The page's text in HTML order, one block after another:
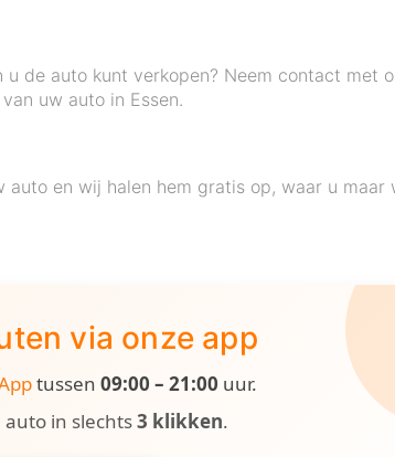
de auto kunt verkopen? Neem contact met
uw auto in Essen.
en wij halen hem gratis op, waar u maar
via onze app
tussen 09:00 – 21:00 uur.
in slechts3 klikken.